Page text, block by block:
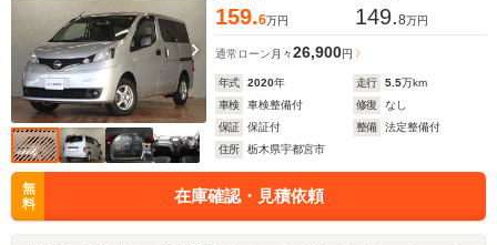
159.6万円 149.8万円
通常ローン 月々26,900円
年式 2020年 走行 5.5万km
車検
車検整備付 修復
なし
保証
保証付 整備
法定整備付
住所
栃木県宇都宮市
無
料
在庫確認・見積依頼